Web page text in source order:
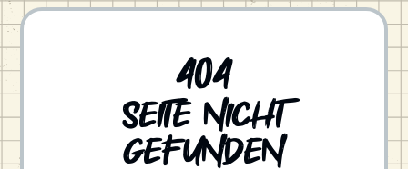
404
Seite nicht
gefunden